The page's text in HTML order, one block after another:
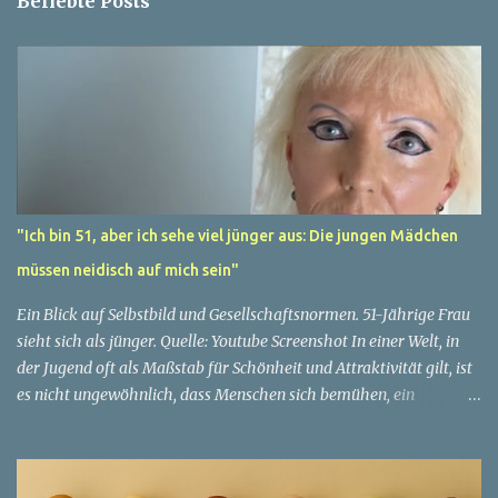
"Ich bin 51, aber ich sehe viel jünger aus: Die jungen Mädchen
müssen neidisch auf mich sein"
Ein Blick auf Selbstbild und Gesellschaftsnormen. 51-Jährige Frau
sieht sich als jünger. Quelle: Youtube Screenshot In einer Welt, in
der Jugend oft als Maßstab für Schönheit und Attraktivität gilt, ist
es nicht ungewöhnlich, dass Menschen sich bemühen, ein